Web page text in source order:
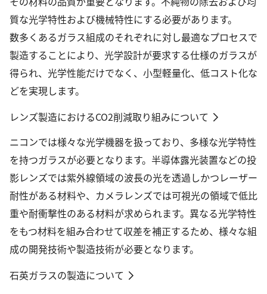
質な光学特性および機械特性にする必要があります。
数多くあるガラス組成のそれぞれに対し最適なプロセスで
製造することにより、光学設計が要求する仕様のガラスが
得られ、光学性能だけでなく、小型軽量化、低コスト化な
どを実現します。
レンズ製造におけるCO2削減取り組みについて
ニコンでは様々な光学機器を扱っており、多様な光学特性
を持つガラスが必要となります。半導体露光装置などの投
影レンズでは紫外線領域の波長の光を透過しかつレーザー
耐性がある材料や、カメラレンズでは可視光の領域で低比
重や耐衝撃性のある材料が求められます。異なる光学特性
をもつ材料を組み合わせて収差を補正するため、様々な組
成の開発技術や製造技術が必要となります。
石英ガラスの製造について